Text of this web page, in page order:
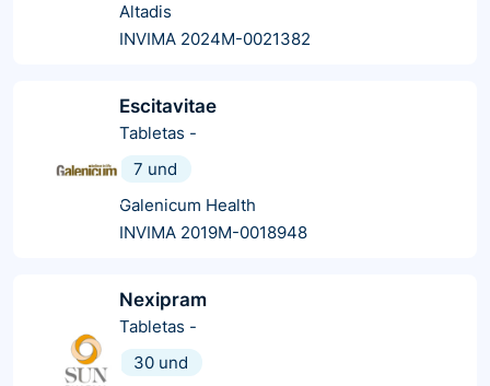
Altadis
INVIMA 2024M-0021382
Escitavitae
Tabletas -
7 und
Galenicum Health
INVIMA 2019M-0018948
Nexipram
Tabletas -
30 und